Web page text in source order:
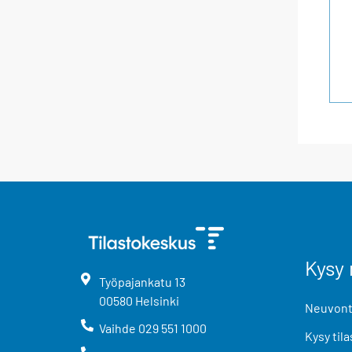
Työpajankatu 13
00580 Helsinki
Vaihde 029 551 1000
Kysy